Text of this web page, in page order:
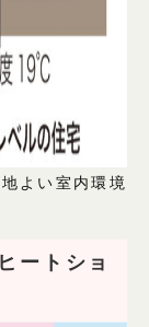
よい室内環境
ートショ